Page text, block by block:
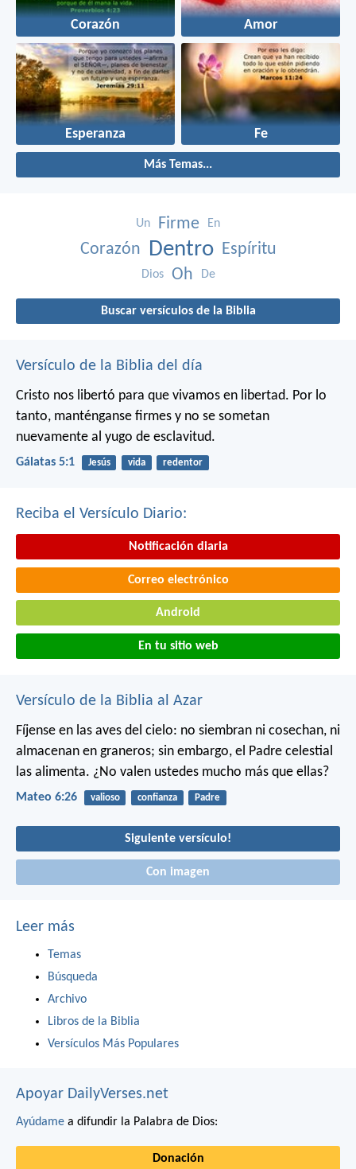
Corazón Amor
Esperanza Fe
Más Temas...
Un Firme En
Corazón Dentro Espíritu
Dios Oh De
Buscar versículos de la Biblia
Versículo de la Biblia del día
Cristo nos libertó para que vivamos en libertad. Por lo
tanto, manténganse firmes y no se sometan
nuevamente al yugo de esclavitud.
Gálatas 5:1 Jesús vida redentor
Reciba el Versículo Diario:
Notificación diaria
Correo electrónico
Android
En tu sitio web
Versículo de la Biblia al Azar
Fíjense en las aves del cielo: no siembran ni cosechan, ni
almacenan en graneros; sin embargo, el Padre celestial
las alimenta. ¿No valen ustedes mucho más que ellas?
Mateo 6:26 valioso confianza Padre
Siguiente versículo!
Con imagen
Leer más
Temas
Búsqueda
Archivo
Libros de la Biblia
Versículos Más Populares
Apoyar DailyVerses.net
Ayúdame a difundir la Palabra de Dios:
Donación